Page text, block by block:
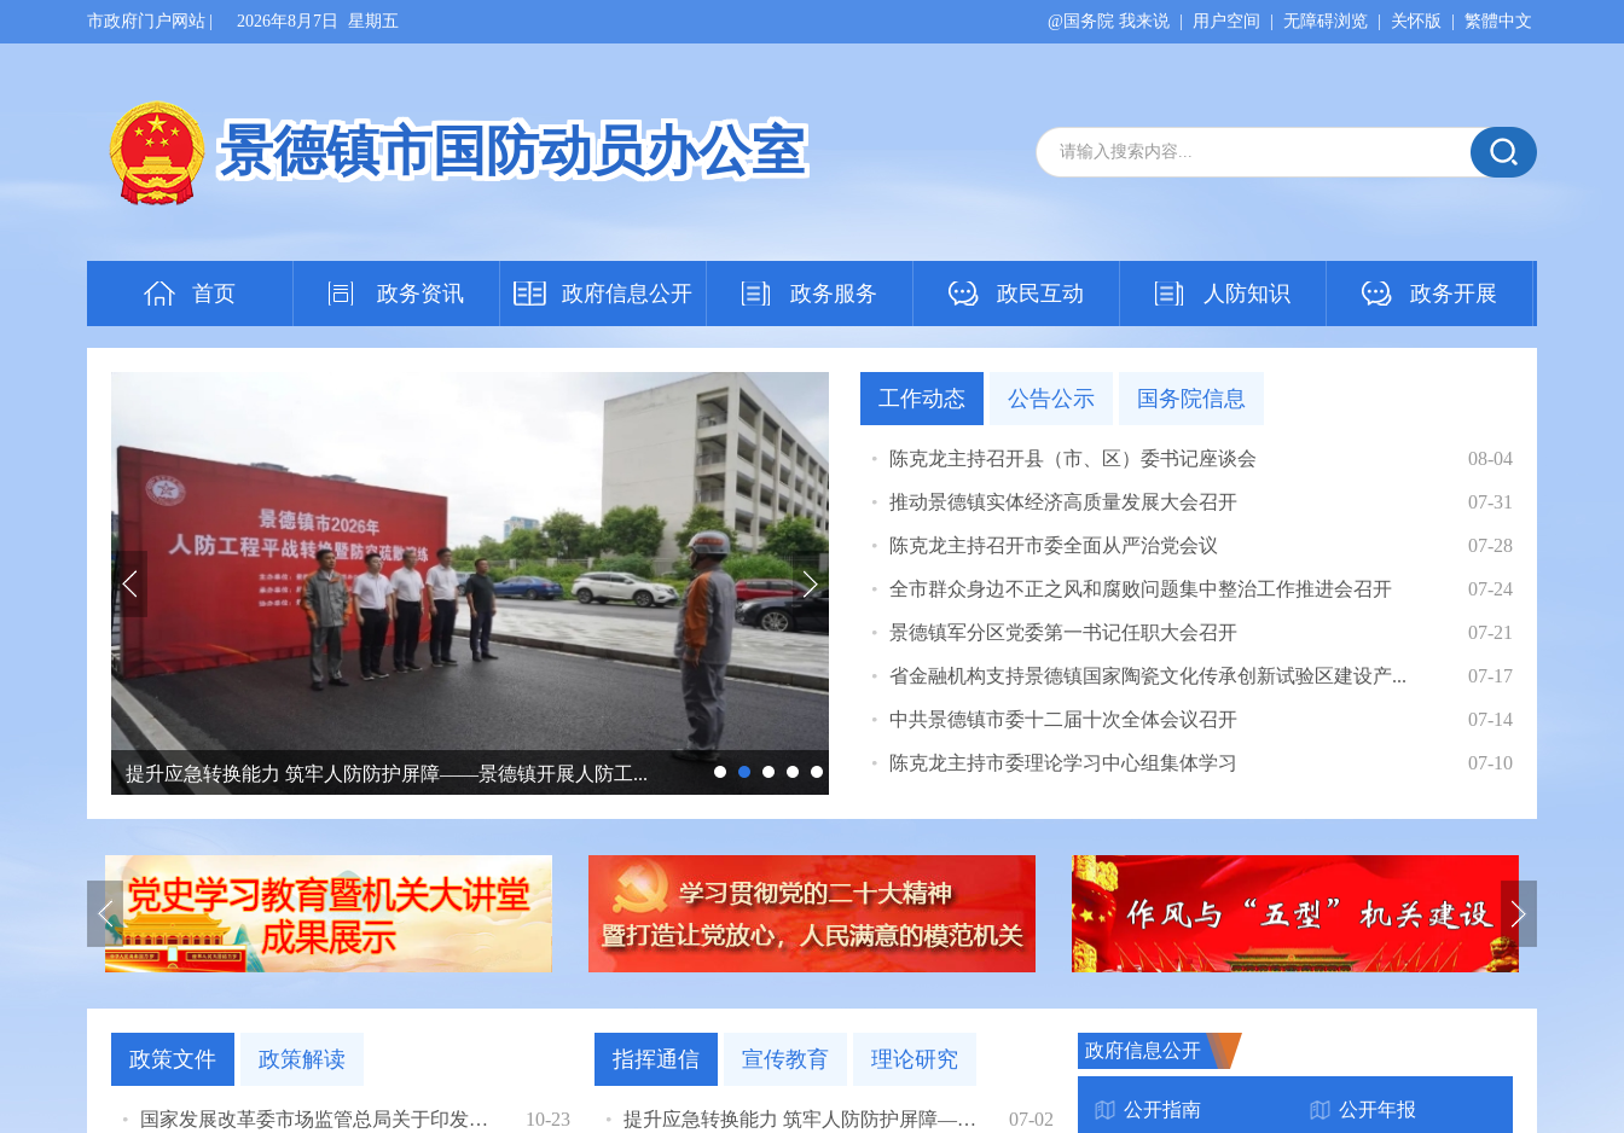
市政府门户网站 2026年8月7日 星期五 繁體中文
关怀版
无障碍浏览
用户空间
@国务院 我来说
景德镇市国防动员办公室
首页 政务资讯 政府信息公开 政务服务 政民互动 人防知识 政务开展
提升应急转换能力 筑牢人防防护屏障——景德镇开展人防工... 景德镇市国防动员办开展“追寻先辈足迹，感悟铁血精神”...
工作动态 公告公示 国务院信息
08-04
陈克龙主持召开县（市、区）委书记座谈会
07-31
推动景德镇实体经济高质量发展大会召开
07-28
陈克龙主持召开市委全面从严治党会议
07-24
全市群众身边不正之风和腐败问题集中整治工作推进会召开
07-21
景德镇军分区党委第一书记任职大会召开
07-17
省金融机构支持景德镇国家陶瓷文化传承创新试验区建设产...
07-14
中共景德镇市委十二届十次全体会议召开
07-10
陈克龙主持市委理论学习中心组集体学习
政策文件 政策解读
10-23
国家发展改革委市场监管总局关于印发《人民防空防护设备检验检测管理办法》的通知
指挥通信 宣传教育 理论研究
07-02
提升应急转换能力 筑牢人防防护屏障——景德镇开展人防工程平战转换暨防空疏散...
政府信息公开
公开指南 公开年报